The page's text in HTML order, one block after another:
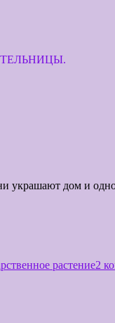
дом и
растение2